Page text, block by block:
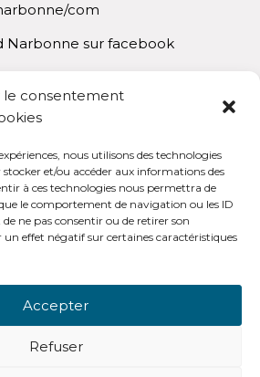
com
Narbonne sur facebook
légales
générales d’utilisation
V3.0
le consentement
nous utilisons des technologies
stocker et/ou accéder aux informations des
à ces technologies nous permettra de
le comportement de navigation ou les ID
ne pas consentir ou de retirer son
effet négatif sur certaines caractéristiques
Accepter
Refuser